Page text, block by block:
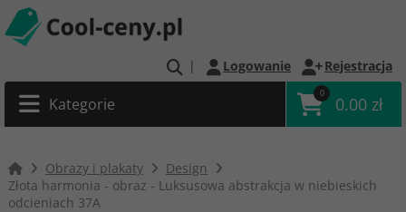
| Logowanie Rejestracja
Kategorie
0
0.00 zł
Obrazy i plakaty
Design
Złota harmonia - obraz - Luksusowa abstrakcja w niebieskich
odcieniach 37A